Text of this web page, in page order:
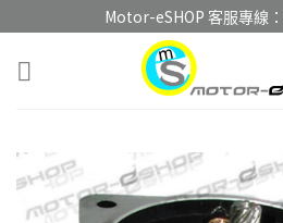
to
content
Motor-eSHOP 客服專線：